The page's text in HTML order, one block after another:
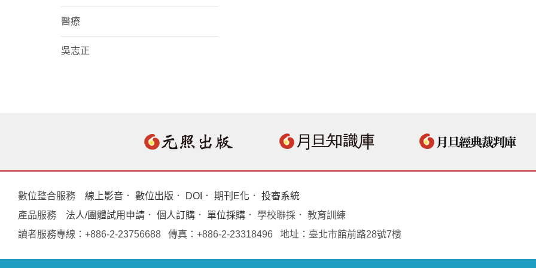
醫療
吳志正
數位整合服務 線上影音 ． 數位出版 ． DOI ． 期刊E化 ． 投審系統
產品服務
法人/團體試用申請 ． 個人訂購 ． 單位採購 ． 學校聯採． 教育訓練
讀者服務專線：+886-2-23756688 傳真：+886-2-23318496 地址：臺北市館前路28號7樓